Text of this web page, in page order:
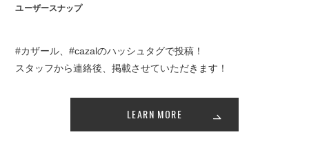
ユーザースナップ
#カザール、#cazalのハッシュタグで投稿！
スタッフから連絡後、掲載させていただきます！
LEARN MORE